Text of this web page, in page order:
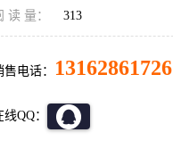
读 量： 313
售电话： 13162861726
线QQ：